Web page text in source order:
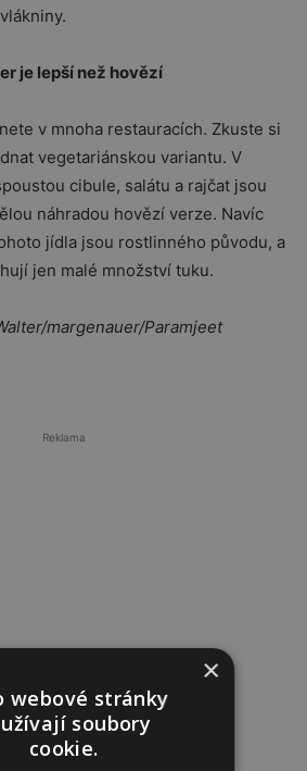
je lepší než hovězí
v mnoha restauracích. Zkuste si
vegetariánskou variantu. V
cibule, salátu a rajčat jsou
náhradou hovězí verze. Navíc
jídla jsou rostlinného původu, a
jen malé množství tuku.
margenauer/Paramjeet
Reklama
×
webové stránky
soubory
cookie.